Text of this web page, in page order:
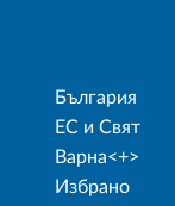
България
ЕС и Свят
Варна<+>
Избрано